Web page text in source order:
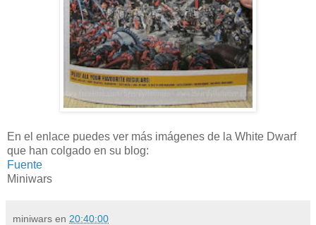
En el enlace puedes ver más imágenes de la White Dwarf
que han colgado en su blog:
Fuente
Miniwars
miniwars en 20:40:00